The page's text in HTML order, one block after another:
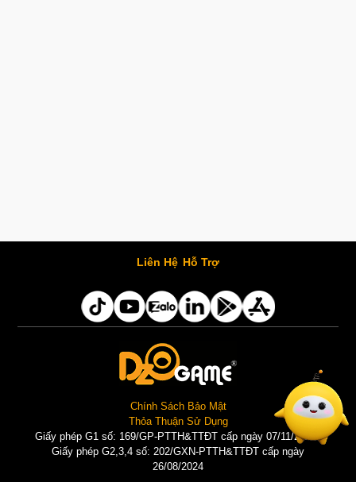
Liên Hệ Hỗ Trợ
Chính Sách Bảo Mật
Thỏa Thuận Sử Dụng
Giấy phép G1 số: 169/GP-PTTH&TTĐT cấp ngày 07/11/2025 |
Giấy phép G2,3,4 số: 202/GXN-PTTH&TTĐT cấp ngày
26/08/2024